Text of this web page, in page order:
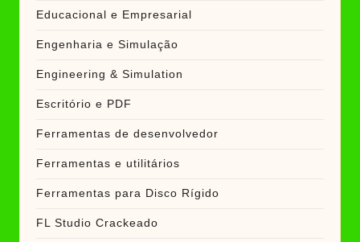
Educacional e Empresarial
Engenharia e Simulação
Engineering & Simulation
Escritório e PDF
Ferramentas de desenvolvedor
Ferramentas e utilitários
Ferramentas para Disco Rígido
FL Studio Crackeado